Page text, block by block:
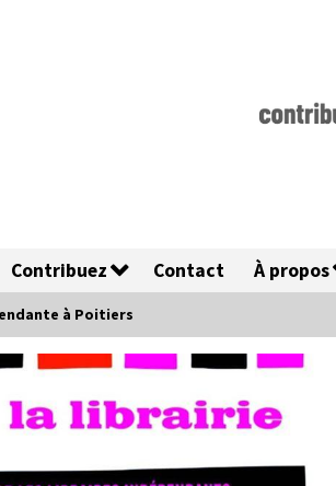
Contribuez Contact À propos
à Poitiers